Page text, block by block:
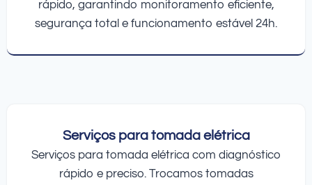
rápido, garantindo monitoramento eficiente,
segurança total e funcionamento estável 24h.
Serviços para tomada elétrica
Serviços para tomada elétrica com diagnóstico
rápido e preciso. Trocamos tomadas